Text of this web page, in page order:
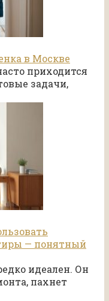
в Москве
приходится
задачи,
— понятный
идеален. Он
пахнет